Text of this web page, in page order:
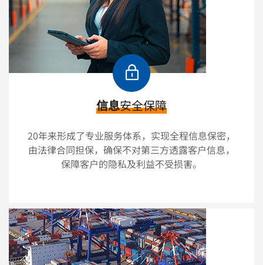
信息安全保障
20年来形成了专业服务体系，实现全程信息保密，
由法律合同担保，确保不对第三方透露客户信息，
保障客户的隐私及利益不受损害。